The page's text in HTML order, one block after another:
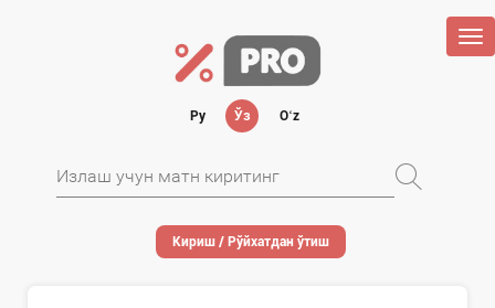
Ру Ўз Oʻz
Кириш / Рўйхатдан ўтиш